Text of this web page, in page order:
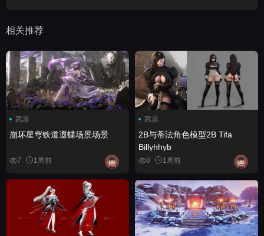
相关推荐
武器
崩坏星穹铁道遐蝶场景场景
7 1周前
武器
2B与蒂法角色模型2B Tifa
Billyhhyb
8 1周前